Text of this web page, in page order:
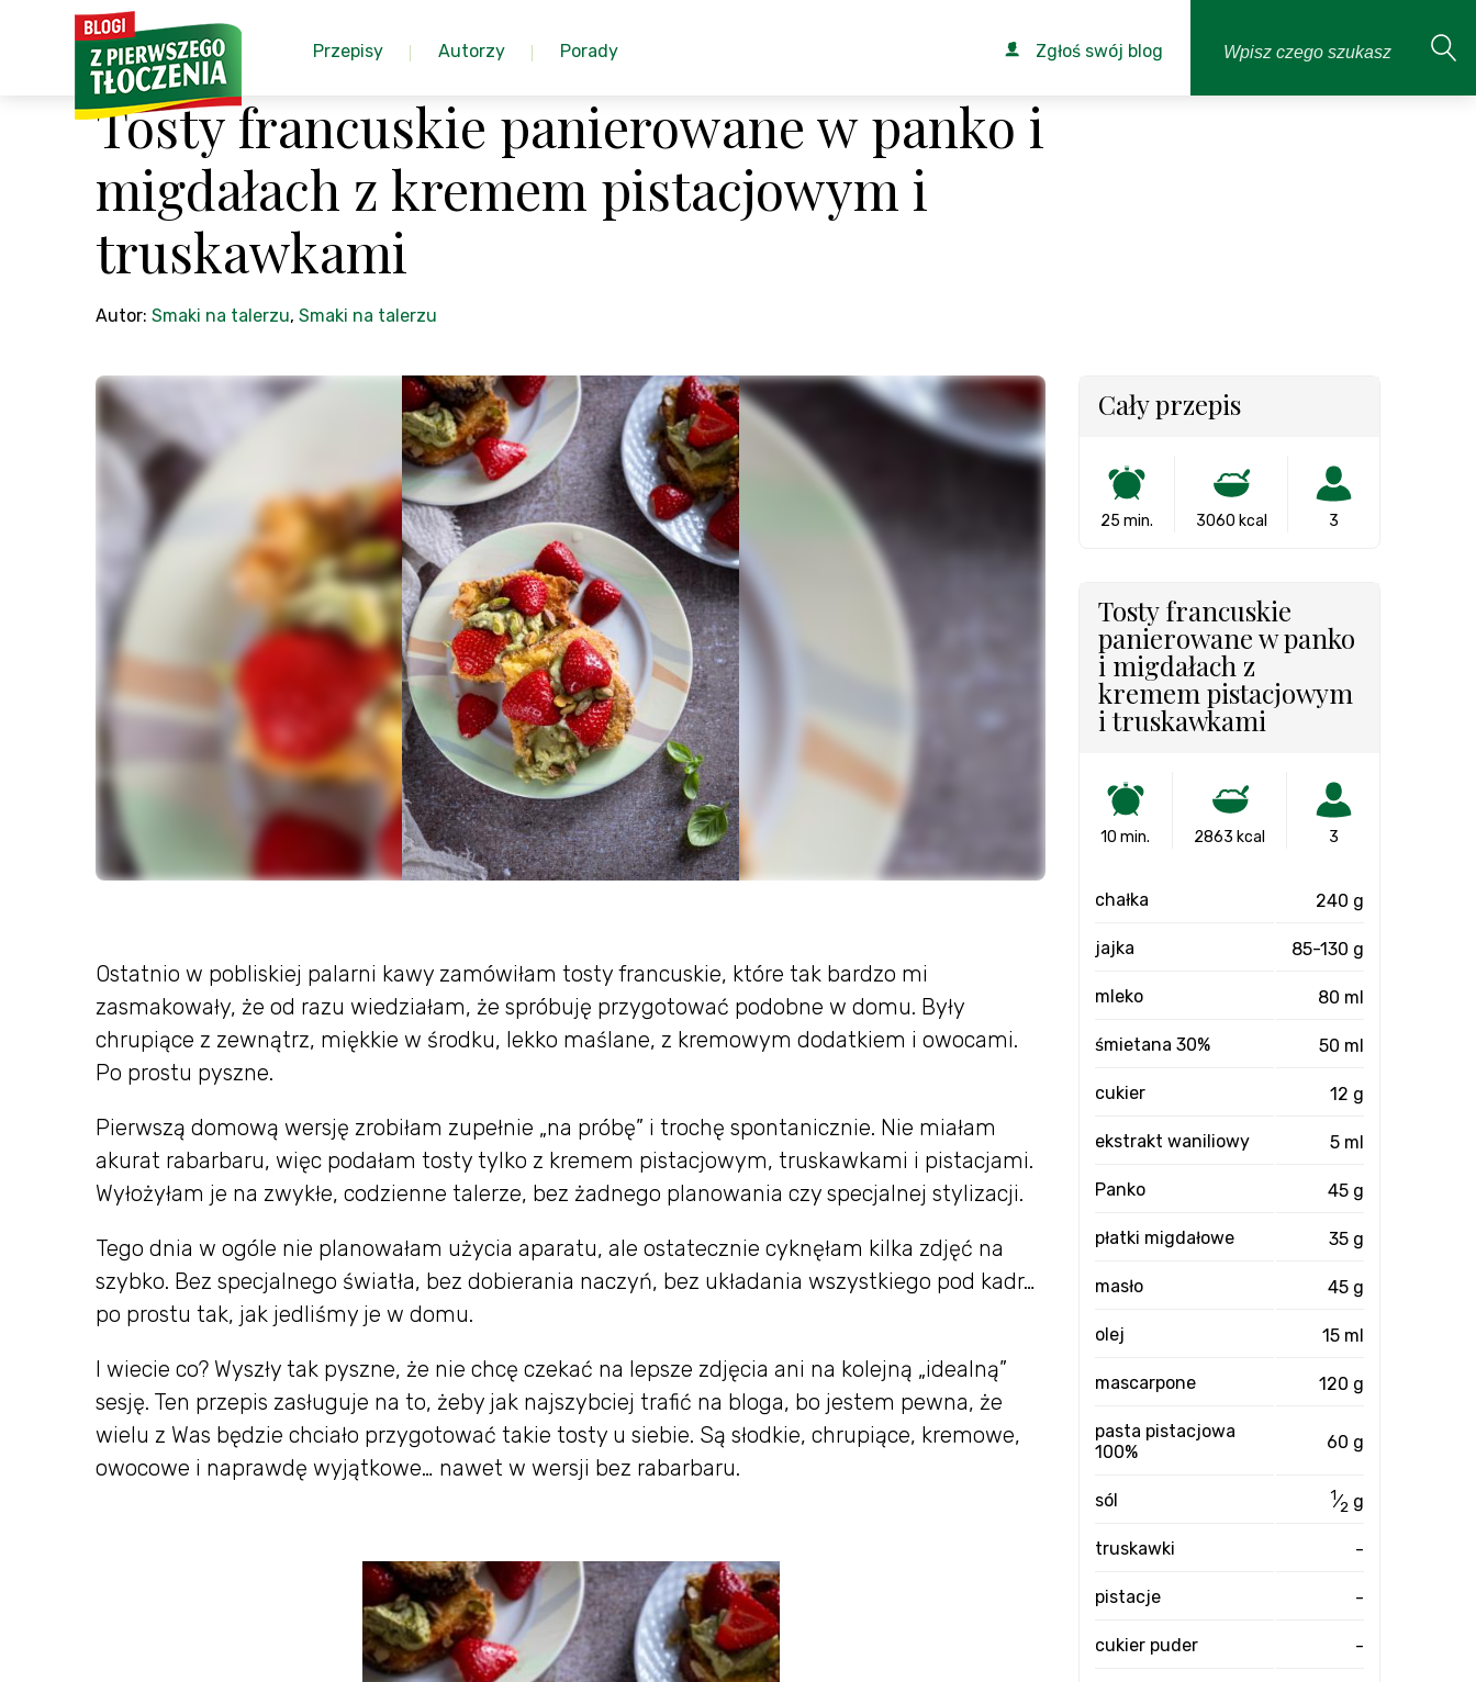
Przepisy Autorzy Porady Zgłoś swój blog
Tosty francuskie panierowane w panko i
migdałach z kremem pistacjowym i
truskawkami
Autor: Smaki na talerzu, Smaki na talerzu
Ostatnio w pobliskiej palarni kawy zamówiłam tosty francuskie, które tak bardzo mi
zasmakowały, że od razu wiedziałam, że spróbuję przygotować podobne w domu. Były
chrupiące z zewnątrz, miękkie w środku, lekko maślane, z kremowym dodatkiem i owocami.
Po prostu pyszne.
Pierwszą domową wersję zrobiłam zupełnie „na próbę” i trochę spontanicznie. Nie miałam
akurat rabarbaru, więc podałam tosty tylko z kremem pistacjowym, truskawkami i pistacjami.
Wyłożyłam je na zwykłe, codzienne talerze, bez żadnego planowania czy specjalnej stylizacji.
Tego dnia w ogóle nie planowałam użycia aparatu, ale ostatecznie cyknęłam kilka zdjęć na
szybko. Bez specjalnego światła, bez dobierania naczyń, bez układania wszystkiego pod kadr…
po prostu tak, jak jedliśmy je w domu.
I wiecie co? Wyszły tak pyszne, że nie chcę czekać na lepsze zdjęcia ani na kolejną „idealną”
sesję. Ten przepis zasługuje na to, żeby jak najszybciej trafić na bloga, bo jestem pewna, że
wielu z Was będzie chciało przygotować takie tosty u siebie. Są słodkie, chrupiące, kremowe,
owocowe i naprawdę wyjątkowe… nawet w wersji bez rabarbaru.
Cały przepis
25 min. 3060 kcal 3
Tosty francuskie
panierowane w panko
i migdałach z
kremem pistacjowym
i truskawkami
10 min. 2863 kcal 3
chałka 240 g
jajka 85-130 g
mleko 80 ml
śmietana 30% 50 ml
cukier 12 g
ekstrakt waniliowy 5 ml
Panko 45 g
płatki migdałowe 35 g
masło 45 g
olej 15 ml
mascarpone 120 g
pasta pistacjowa
100%
60 g
sól 1⁄2 g
truskawki -
pistacje -
cukier puder -